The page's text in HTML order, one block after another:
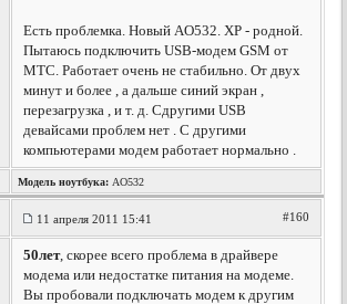
Есть проблемка. Новый AO532. XP - родной.
Пытаюсь подключить USB-модем GSM от
MTC. Работает очень не стабильно. От двух
минут и более , а дальше синий экран ,
перезагрузка , и т. д. Сдругими USB
девайсами проблем нет . С другими
компьютерами модем работает нормально .
Модель ноутбука: AO532
11 апреля 2011 15:41 #160
50лет, скорее всего проблема в драйвере
модема или недостатке питания на модеме.
Вы пробовали подключать модем к другим